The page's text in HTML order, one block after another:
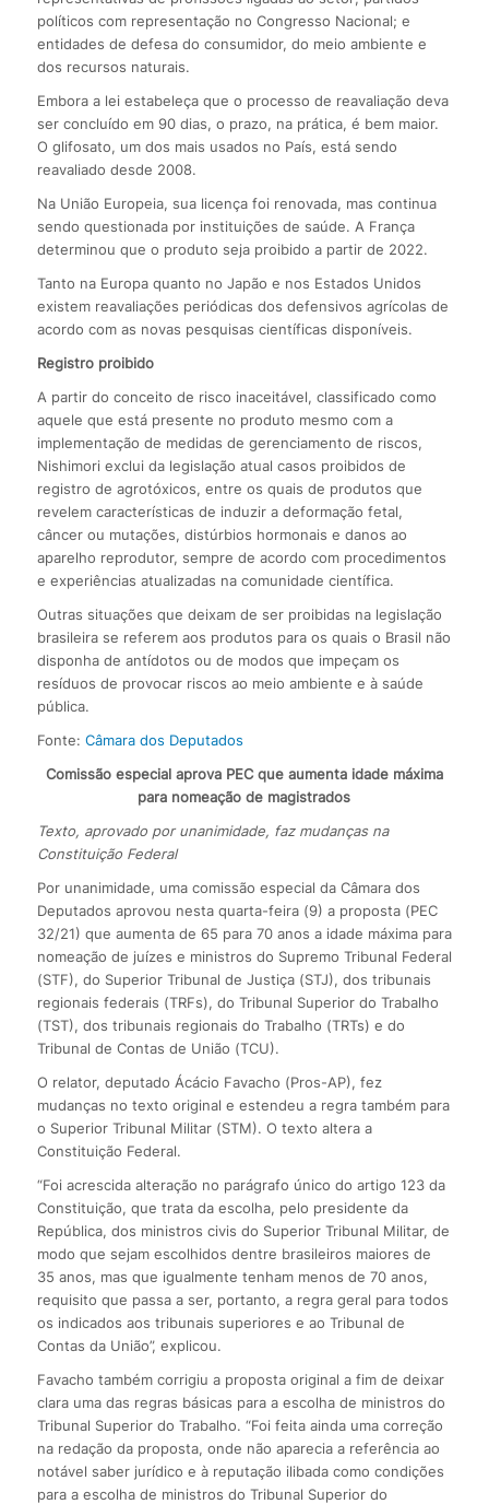
políticos com representação no Congresso Nacional; e
entidades de defesa do consumidor, do meio ambiente e
dos recursos naturais.
Embora a lei estabeleça que o processo de reavaliação deva
ser concluído em 90 dias, o prazo, na prática, é bem maior.
O glifosato, um dos mais usados no País, está sendo
reavaliado desde 2008.
Na União Europeia, sua licença foi renovada, mas continua
sendo questionada por instituições de saúde. A França
determinou que o produto seja proibido a partir de 2022.
Tanto na Europa quanto no Japão e nos Estados Unidos
existem reavaliações periódicas dos defensivos agrícolas de
acordo com as novas pesquisas científicas disponíveis.
Registro proibido
A partir do conceito de risco inaceitável, classificado como
aquele que está presente no produto mesmo com a
implementação de medidas de gerenciamento de riscos,
Nishimori exclui da legislação atual casos proibidos de
registro de agrotóxicos, entre os quais de produtos que
revelem características de induzir a deformação fetal,
câncer ou mutações, distúrbios hormonais e danos ao
aparelho reprodutor, sempre de acordo com procedimentos
e experiências atualizadas na comunidade científica.
Outras situações que deixam de ser proibidas na legislação
brasileira se referem aos produtos para os quais o Brasil não
disponha de antídotos ou de modos que impeçam os
resíduos de provocar riscos ao meio ambiente e à saúde
pública.
Fonte: Câmara dos Deputados
Comissão especial aprova PEC que aumenta idade máxima
para nomeação de magistrados
Texto, aprovado por unanimidade, faz mudanças na
Constituição Federal
Por unanimidade, uma comissão especial da Câmara dos
Deputados aprovou nesta quarta-feira (9) a proposta (PEC
32/21) que aumenta de 65 para 70 anos a idade máxima para
nomeação de juízes e ministros do Supremo Tribunal Federal
(STF), do Superior Tribunal de Justiça (STJ), dos tribunais
regionais federais (TRFs), do Tribunal Superior do Trabalho
(TST), dos tribunais regionais do Trabalho (TRTs) e do
Tribunal de Contas de União (TCU).
O relator, deputado Ácácio Favacho (Pros-AP), fez
mudanças no texto original e estendeu a regra também para
o Superior Tribunal Militar (STM). O texto altera a
Constituição Federal.
“Foi acrescida alteração no parágrafo único do artigo 123 da
Constituição, que trata da escolha, pelo presidente da
República, dos ministros civis do Superior Tribunal Militar, de
modo que sejam escolhidos dentre brasileiros maiores de
35 anos, mas que igualmente tenham menos de 70 anos,
requisito que passa a ser, portanto, a regra geral para todos
os indicados aos tribunais superiores e ao Tribunal de
Contas da União”, explicou.
Favacho também corrigiu a proposta original a fim de deixar
clara uma das regras básicas para a escolha de ministros do
Tribunal Superior do Trabalho. “Foi feita ainda uma correção
na redação da proposta, onde não aparecia a referência ao
notável saber jurídico e à reputação ilibada como condições
para a escolha de ministros do Tribunal Superior do